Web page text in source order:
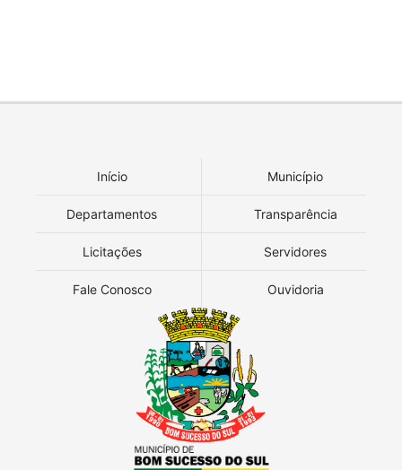
Início Município
Departamentos Transparência
Licitações Servidores
Fale Conosco Ouvidoria